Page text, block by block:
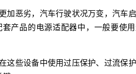
加恶劣，汽车行驶状况万变，汽车
产品的电源适配器中，一般要使
这些设备中使用过压保护、过流保